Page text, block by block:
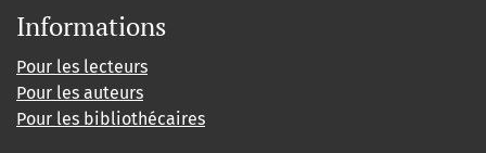
Informations
Pour les lecteurs
Pour les auteurs
Pour les bibliothécaires